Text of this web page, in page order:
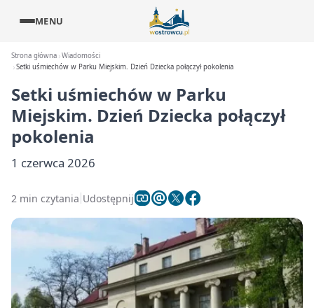
MENU
Strona główna Wiadomości
Setki uśmiechów w Parku Miejskim. Dzień Dziecka połączył pokolenia
Setki uśmiechów w Parku
Miejskim. Dzień Dziecka połączył
pokolenia
1 czerwca 2026
2 min czytania Udostępnij